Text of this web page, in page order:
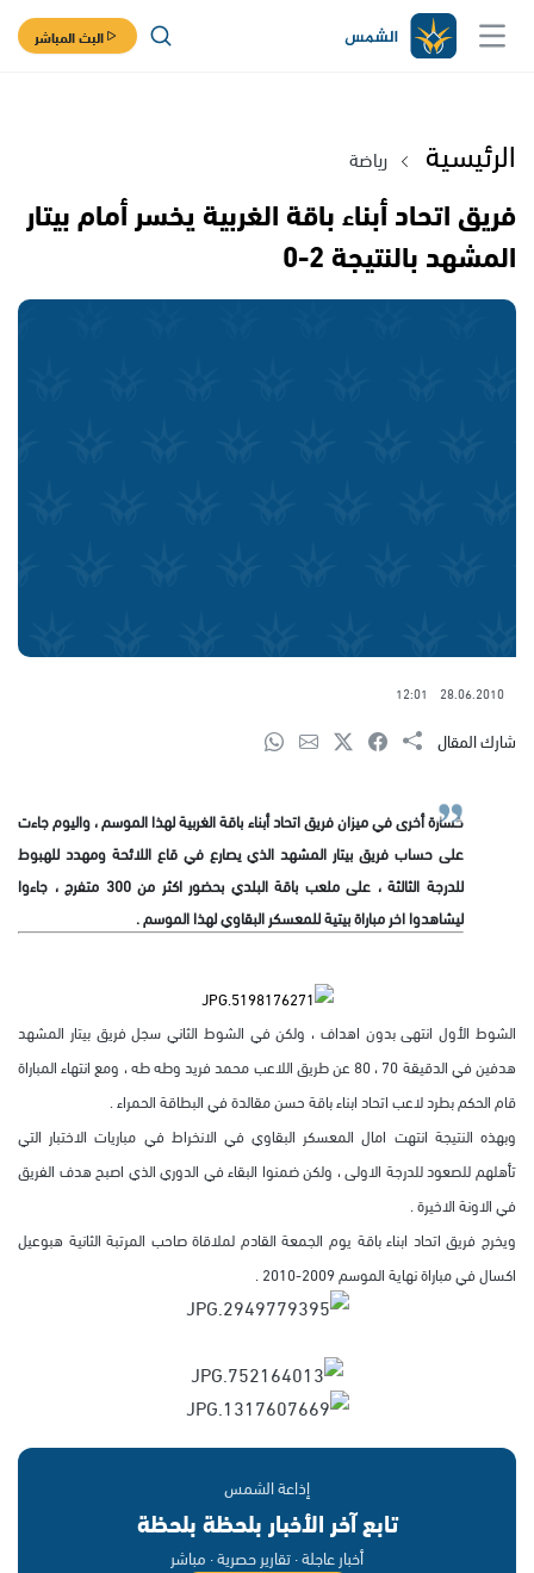
البث المباشر
الرئيسية رياضة
فريق اتحاد أبناء باقة الغربية يخسر أمام بيتار
المشهد بالنتيجة 2-0
28.06.2010
12:01
شارك المقال
خسارة أخرى في ميزان فريق اتحاد أبناء باقة الغربية لهذا الموسم ، واليوم جاءت
على حساب فريق بيتار المشهد الذي يصارع في قاع اللائحة ومهدد للهبوط
للدرجة الثالثة ، على ملعب باقة البلدي بحضور اكثر من 300 متفرج ، جاءوا
ليشاهدوا اخر مباراة بيتية للمعسكر البقاوي لهذا الموسم .
الشوط الأول انتهى بدون اهداف ، ولكن في الشوط الثاني سجل فريق بيتار المشهد
هدفين في الدقيقة 70 ، 80 عن طريق اللاعب محمد فريد وطه طه ، ومع انتهاء المباراة
قام الحكم بطرد لاعب اتحاد ابناء باقة حسن مقالدة في البطاقة الحمراء .
وبهذه النتيجة انتهت امال المعسكر البقاوي في الانخراط في مباريات الاختبار التي
تأهلهم للصعود للدرجة الاولى ، ولكن ضمنوا البقاء في الدوري الذي اصبح هدف الفريق
في الاونة الاخيرة .
ويخرج فريق اتحاد ابناء باقة يوم الجمعة القادم لملاقاة صاحب المرتبة الثانية هبوعيل
اكسال في مباراة نهاية الموسم 2009-2010 .
إذاعة الشمس
تابع آخر الأخبار بلحظة بلحظة
أخبار عاجلة · تقارير حصرية · مباشر